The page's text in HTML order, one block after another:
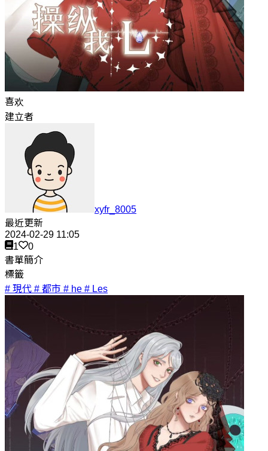
喜欢
建立者
xyfr_8005
最近更新
2024-02-29 11:05
1
0
書單簡介
標籤
# 現代 # 都市 # he # Les